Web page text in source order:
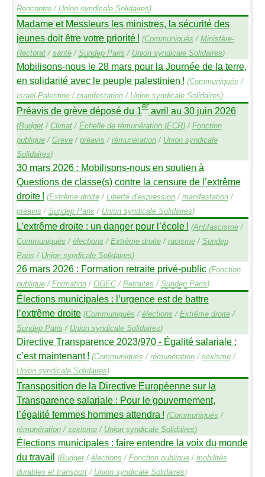
Rencontre/ Union syndicale Solidaires)
Madame et Messieurs les ministres, la sécurité des
jeunes doit être votre priorité ! (Communiqués / Ministère-
Rectorat/ santé/ SundepParis / Union syndicale Solidaires)
Mobilisons-nous le 28 mars pour la Journée de la terre,
en solidarité avec le peuple palestinien ! (Communiqués /
Israël-Palestine/ manifestation/ Union syndicale Solidaires)
Préavis de grève déposé du 1eravril au 30 juin 2026
(Budget/ Climat/ Échelle de rémunération (ECR)/ Fonction
publique/ Grève/ préavis / rémunération/ Union syndicale
Solidaires)
30 mars 2026 : Mobilisons-nous en soutien à
Questions de classe(s) contre la censure de l’extrême
droite ! (Extrême droite/ Liberté d’expression/ manifestation/
préavis / SundepParis / Union syndicale Solidaires)
L’extrême droite : un danger pour l’école ! (Antifascisme/
Communiqués / élections / Extrême droite/ racisme/ Sundep
Paris / Union syndicale Solidaires)
26 mars 2026 : Formation retraite privé-public (Fonction
publique/ Formation/ OGEC/ Retraites / SundepParis)
Élections municipales : l’urgence est de battre
l’extrême droite (Communiqués / élections / Extrême droite/
SundepParis / Union syndicale Solidaires)
Directive Transparence 2023/970 - Égalité salariale :
c’est maintenant ! (Communiqués / rémunération/ sexisme/
Union syndicale Solidaires)
Transposition de la Directive Européenne sur la
Transparence salariale : Pour le gouvernement,
l’égalité femmes hommes attendra ! (Communiqués /
rémunération/ sexisme/ Union syndicale Solidaires)
Élections municipales : faire entendre la voix du monde
du travail (Budget/ élections / Fonction publique/ mobilités
durables et transport/ Union syndicale Solidaires)